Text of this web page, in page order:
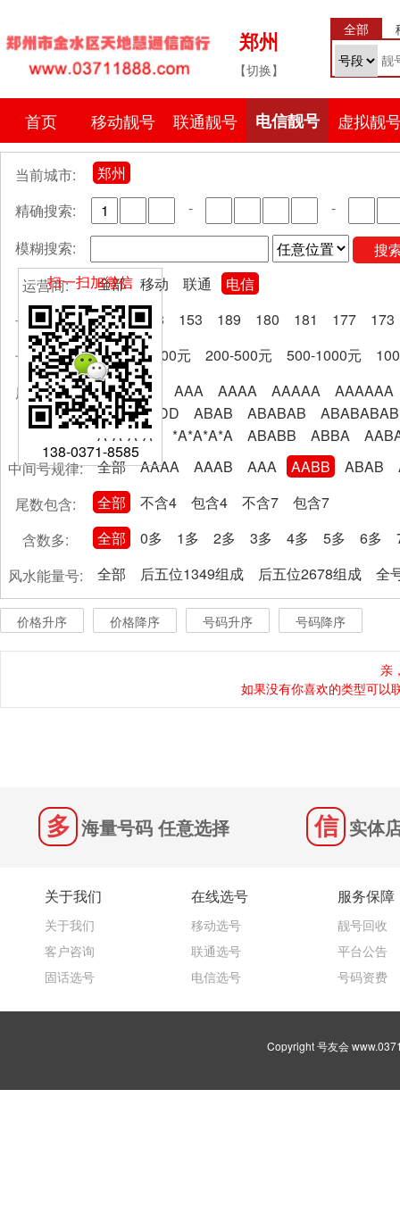
郑州
【切换】
全部
首页 移动靓号 联通靓号 电信靓号 虚拟靓
当前城市:
郑州
精确搜索:
-
-
模糊搜索:
搜
运营商:
全部 移动 联通
电信
号段分类:
全部 133 153 189 180 181 177
173
卡费区间:
全部 0-200元 200-500元 500-1000元
尾号规律:
全部 AA AAA AAAA AAAAA
AAAAAA
AABBCCDD
ABAB ABABAB
ABABABAB
A*A*A*A*
*A*A*A*A ABABB ABBA
中间号规律:
全部 AAAA AAAB AAA AABB ABAB
尾数包含:
全部 不含4 包含4 不含7
包含7
含数多:
全部 0多 1多 2多 3多 4多 5多 6多
风水能量号:
全部 后五位1349组成 后五位2678组成 全
价格升序 价格降序 号码升序 号码降序
亲
如果没有你喜欢的类型可以
海量号码 任意选择 实体
关于我们
关于我们
客户咨询
固话选号
在线选号
移动选号
联通选号
电信选号
服务保障
靓号回收
平台公告
号码资费
Copyright 号友会
扫一扫加微信
138-0371-8585